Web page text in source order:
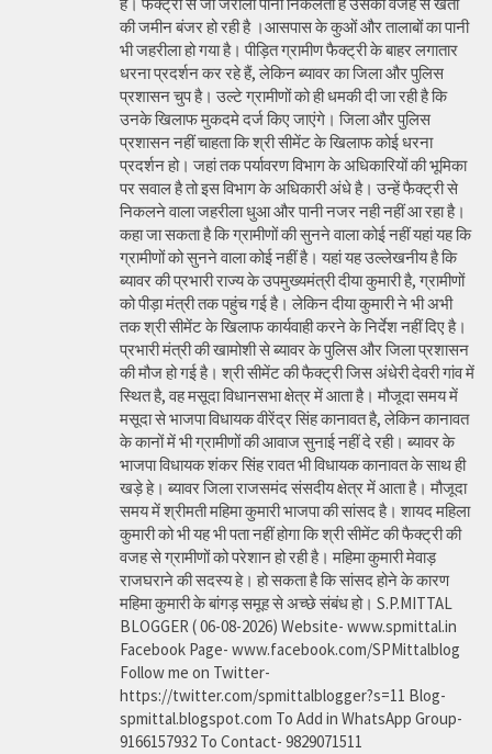
की जमीन बंजर हो रही है ।आसपास के कुओं और तालाबों का पानी
भी जहरीला हो गया है। पीड़ित ग्रामीण फैक्ट्री के बाहर लगातार
धरना प्रदर्शन कर रहे हैं, लेकिन ब्यावर का जिला और पुलिस
प्रशासन चुप है। उल्टे ग्रामीणों को ही धमकी दी जा रही है कि
उनके खिलाफ मुकदमे दर्ज किए जाएंगे। जिला और पुलिस
प्रशासन नहीं चाहता कि श्री सीमेंट के खिलाफ कोई धरना
प्रदर्शन हो। जहां तक पर्यावरण विभाग के अधिकारियों की भूमिका
पर सवाल है तो इस विभाग के अधिकारी अंधे है। उन्हें फैक्ट्री से
निकलने वाला जहरीला धुआ और पानी नजर नही नहीं आ रहा है।
कहा जा सकता है कि ग्रामीणों की सुनने वाला कोई नहीं यहां यह कि
ग्रामीणों को सुनने वाला कोई नहीं है। यहां यह उल्लेखनीय है कि
ब्यावर की प्रभारी राज्य के उपमुख्यमंत्री दीया कुमारी है, ग्रामीणों
को पीड़ा मंत्री तक पहुंच गई है। लेकिन दीया कुमारी ने भी अभी
तक श्री सीमेंट के खिलाफ कार्यवाही करने के निर्देश नहीं दिए है।
प्रभारी मंत्री की खामोशी से ब्यावर के पुलिस और जिला प्रशासन
की मौज हो गई है। श्री सीमेंट की फैक्ट्री जिस अंधेरी देवरी गांव में
स्थित है, वह मसूदा विधानसभा क्षेत्र में आता है। मौजूदा समय में
मसूदा से भाजपा विधायक वीरेंद्र सिंह कानावत है, लेकिन कानावत
के कानों में भी ग्रामीणों की आवाज सुनाई नहीं दे रही। ब्यावर के
भाजपा विधायक शंकर सिंह रावत भी विधायक कानावत के साथ ही
खड़े हे। ब्यावर जिला राजसमंद संसदीय क्षेत्र में आता है। मौजूदा
समय में श्रीमती महिमा कुमारी भाजपा की सांसद है। शायद महिला
कुमारी को भी यह भी पता नहीं होगा कि श्री सीमेंट की फैक्ट्री की
वजह से ग्रामीणों को परेशान हो रही है। महिमा कुमारी मेवाड़
राजघराने की सदस्य हे। हो सकता है कि सांसद होने के कारण
महिमा कुमारी के बांगड़ समूह से अच्छे संबंध हो। S.P.MITTAL
BLOGGER ( 06-08-2026) Website- www.spmittal.in
Facebook Page- www.facebook.com/SPMittalblog
Follow me on Twitter-
https://twitter.com/spmittalblogger?s=11 Blog-
spmittal.blogspot.com To Add in WhatsApp Group-
9166157932 To Contact- 9829071511